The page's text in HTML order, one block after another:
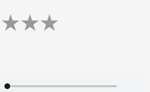
★★★